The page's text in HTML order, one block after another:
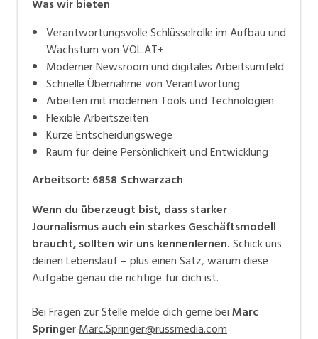
Was wir bieten
Verantwortungsvolle Schlüsselrolle im Aufbau und
Wachstum von VOL.AT+
Moderner Newsroom und digitales Arbeitsumfeld
Schnelle Übernahme von Verantwortung
Arbeiten mit modernen Tools und Technologien
Flexible Arbeitszeiten
Kurze Entscheidungswege
Raum für deine Persönlichkeit und Entwicklung
Arbeitsort: 6858 Schwarzach
Wenn du überzeugt bist, dass starker
Journalismus auch ein starkes Geschäftsmodell
braucht, sollten wir uns kennenlernen.Schick uns
deinen Lebenslauf – plus einen Satz, warum diese
Aufgabe genau die richtige für dich ist.
Bei Fragen zur Stelle melde dich gerne beiMarc
SpringerMarc.Springer@russmedia.com